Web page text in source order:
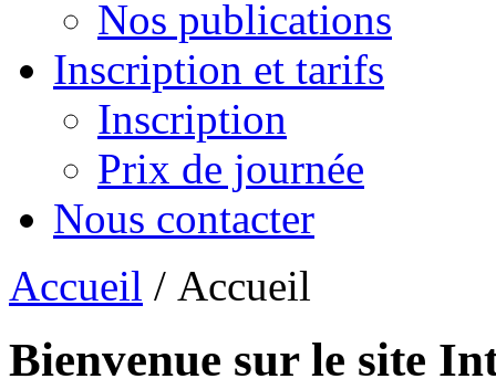
Nos publications
Inscription et tarifs
Inscription
Prix de journée
Nous contacter
Accueil / Accueil
Bienvenue sur le site